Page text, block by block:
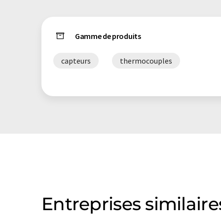
Gamme de produits
capteurs thermocouples
Entreprises